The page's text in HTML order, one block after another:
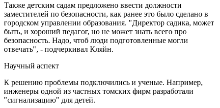
Также детским садам предложено ввести должности
заместителей по безопасности, как ранее это было сделано в
городском управлении образования. "Директор садика, может
быть, и хороший педагог, но не может знать всего про
безопасность. Надо, чтоб люди подготовленные могли
отвечать", - подчеркивал Кляйн.
Научный аспект
К решению проблемы подключились и ученые. Например,
инженеры одной из частных томских фирм разработали
"сигнализацию" для детей.